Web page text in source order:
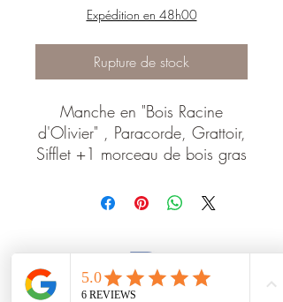
Expédition en 48h00
Rupture de stock
Manche en "Bois Racine
d'Olivier" , Paracorde, Grattoir,
Sifflet +1 morceau de bois gras